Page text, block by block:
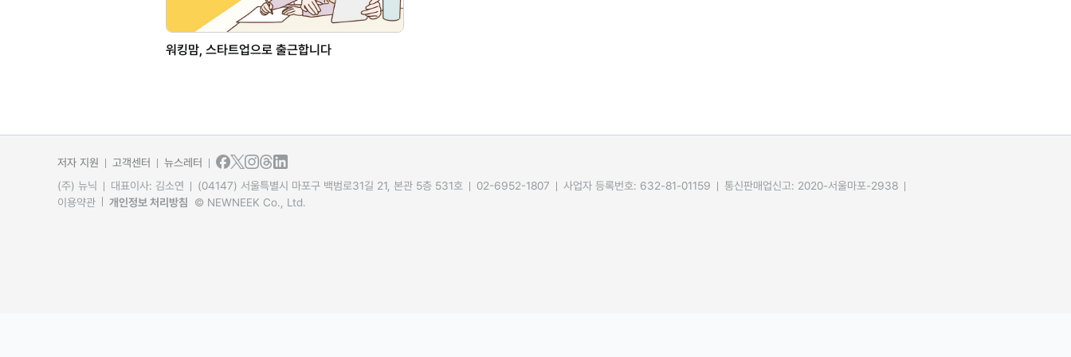
워킹맘, 스타트업으로 출근합니다
저자 지원 고객센터
뉴스레터
(주) 뉴닉
대표이사: 김소연 (04147) 서울특별시 마포구 백범로31길 21, 본관 5층 531호 02-6952-1807 사업자 등록번호: 632-81-01159
통신판매업신고: 2020-서울마포-2938
이용약관
개인정보 처리방침 © NEWNEEK Co., Ltd.